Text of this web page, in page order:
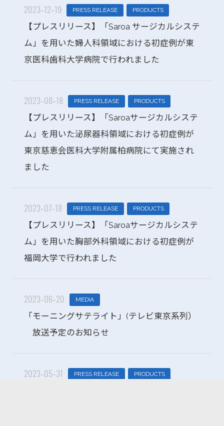
2023-12-19 PRESS RELEASE PRODUCTS
【プレスリリース】「Saroa サージカルシステ
ム」を用いた婦人科領域における初症例が東
京医科歯科大学病院で行われました
2023-08-18 PRESS RELEASE PRODUCTS
【プレスリリース】「Saroaサージカルシステ
ム」を用いた泌尿器科領域における初症例が
東京慈恵会医科大学附属柏病院にて実施され
ました
2023-07-18 PRESS RELEASE PRODUCTS
【プレスリリース】「Saroaサージカルシステ
ム」を用いた胸部外科領域における初症例が
福岡大学で行われました
2023-06-20 MEDIA
「モーニングサテライト」(テレビ東京系列）
放送予定のお知らせ
2023-05-31 PRESS RELEASE PRODUCTS